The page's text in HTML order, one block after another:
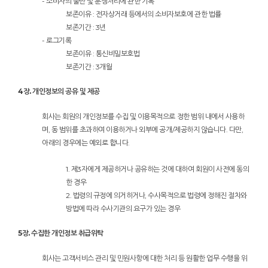
보존이유 : 전자상거래 등에서의 소비자보호에 관한 법률
보존기간 : 3년
- 로그기록
보존이유 : 통신비밀보호법
보존기간 : 3개월
4장. 개인정보의 공유 및 제공
회사는 회원의 개인정보를 수집 및 이용목적으로 정한 범위 내에서 사용하
며, 동 범위를 초과하여 이용하거나 외부에 공개/제공하지 않습니다. 다만,
아래의 경우에는 예외로 합니다.
1. 제3자에게 제공하거나 공유하는 것에 대하여 회원이 사전에 동의
한 경우
2. 법령의 규정에 의거하거나, 수사목적으로 법령에 정해진 절차와
방법에 따라 수사기관의 요구가 있는 경우
5장. 수집한 개인정보 취급위탁
회사는 고객서비스 관리 및 민원사항에 대한 처리 등 원활한 업무 수행을 위